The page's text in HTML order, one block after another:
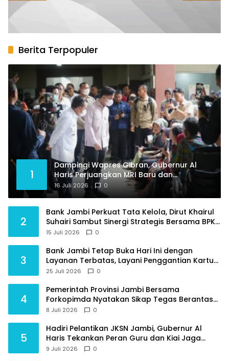
Berita Terpopuler
1
Dampingi Wapres Gibran, Gubernur Al
Haris Perjuangkan MRI Baru dan
Tambahan Dokter Spesialis untuk RSUD
Raden Mattaher
16 Juli 2026 0
2
Bank Jambi Perkuat Tata Kelola, Dirut Khairul
Suhairi Sambut Sinergi Strategis Bersama BPKP
Jambi
15 Juli 2026 0
3
Bank Jambi Tetap Buka Hari Ini dengan
Layanan Terbatas, Layani Penggantian Kartu
ATM dan Perubahan PIN
25 Juli 2026 0
4
Pemerintah Provinsi Jambi Bersama
Forkopimda Nyatakan Sikap Tegas Berantas
Geng Motor
8 Juli 2026 0
5
Hadiri Pelantikan JKSN Jambi, Gubernur Al
Haris Tekankan Peran Guru dan Kiai Jaga
Moral Generasi Bangsa
9 Juli 2026 0